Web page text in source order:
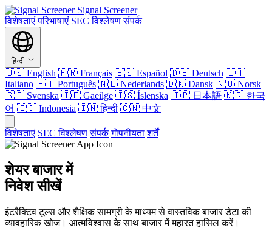
Signal Screener
विशेषताएं परिभाषाएं SEC विश्लेषण संपर्क
हिन्दी
🇺🇸 English 🇫🇷 Français 🇪🇸 Español 🇩🇪 Deutsch 🇮🇹
Italiano 🇵🇹 Português 🇳🇱 Nederlands 🇩🇰 Dansk 🇳🇴 Norsk
🇸🇪 Svenska 🇮🇪 Gaeilge 🇮🇸 Íslenska 🇯🇵 日本語 🇰🇷 한국
어 🇮🇩 Indonesia 🇮🇳हिन्दी 🇨🇳 中文
विशेषताएं SEC विश्लेषण संपर्क गोपनीयता शर्तें
शेयर बाजार में
निवेश सीखें
इंटरैक्टिव टूल्स और शैक्षिक सामग्री के माध्यम से वास्तविक बाजार डेटा की
व्यावहारिक खोज। आत्मविश्वास के साथ बाजार में महारत हासिल करें।